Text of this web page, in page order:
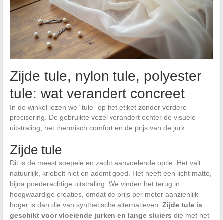
Zijde tule, nylon tule, polyester
tule: wat verandert concreet
In de winkel lezen we “tule” op het etiket zonder verdere
precisering. De gebruikte vezel verandert echter de visuele
uitstraling, het thermisch comfort en de prijs van de jurk.
Zijde tule
Dit is de meest soepele en zacht aanvoelende optie. Het valt
natuurlijk, kriebelt niet en ademt goed. Het heeft een licht matte,
bijna poederachtige uitstraling. We vinden het terug in
hoogwaardige creaties, omdat de prijs per meter aanzienlijk
hoger is dan die van synthetische alternatieven. Zijde tule is
geschikt voor vloeiende jurken en lange sluiers die met het